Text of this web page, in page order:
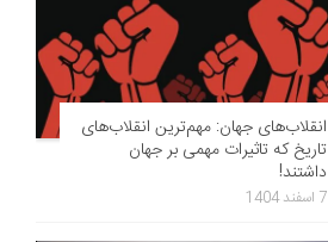
انقلاب‌های جهان: مهم‌ترین انقلاب‌های
تاریخ که تاثیرات مهمی بر جهان
داشتند!
7 اسفند 1404